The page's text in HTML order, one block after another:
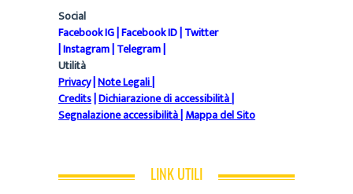
Social
Facebook IG|Facebook ID|Twitter
|Instagram|Telegram|
Utilità
Privacy|Note Legali|
Credits|Dichiarazione di accessibilità|
Segnalazione accessibilità|Mappa del Sito
LINK UTILI